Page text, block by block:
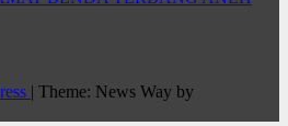
| Theme: News Way by